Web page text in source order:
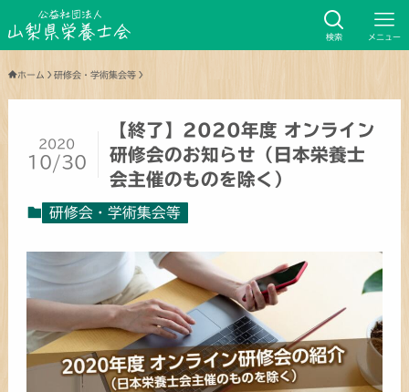
検索 メニュー
ホーム 研修会・学術集会等
【終了】2020年度 オンライン
研修会のお知らせ（日本栄養士
会主催のものを除く）
2020
10/30
研修会・学術集会等